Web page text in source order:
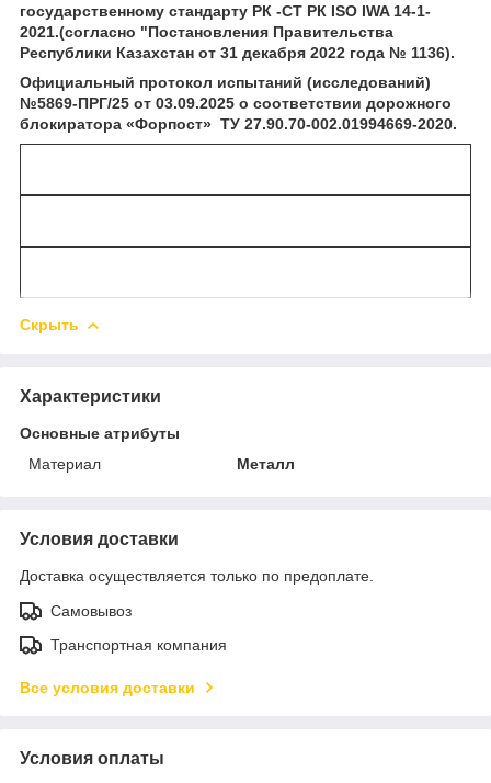
государственному стандарту РК -СТ РК ISO IWA 14-1-
2021.(согласно "Постановления Правительства
Республики Казахстан от 31 декабря 2022 года № 1136).
Официальный протокол испытаний (исследований)
№5869-ПРГ/25 от 03.09.2025 о соответствии дорожного
блокиратора «Форпост» ТУ 27.90.70-002.01994669-2020.
Скрыть
Характеристики
Основные атрибуты
Материал
Металл
Условия доставки
Доставка осуществляется только по предоплате.
Самовывоз
Транспортная компания
Все условия доставки
Условия оплаты